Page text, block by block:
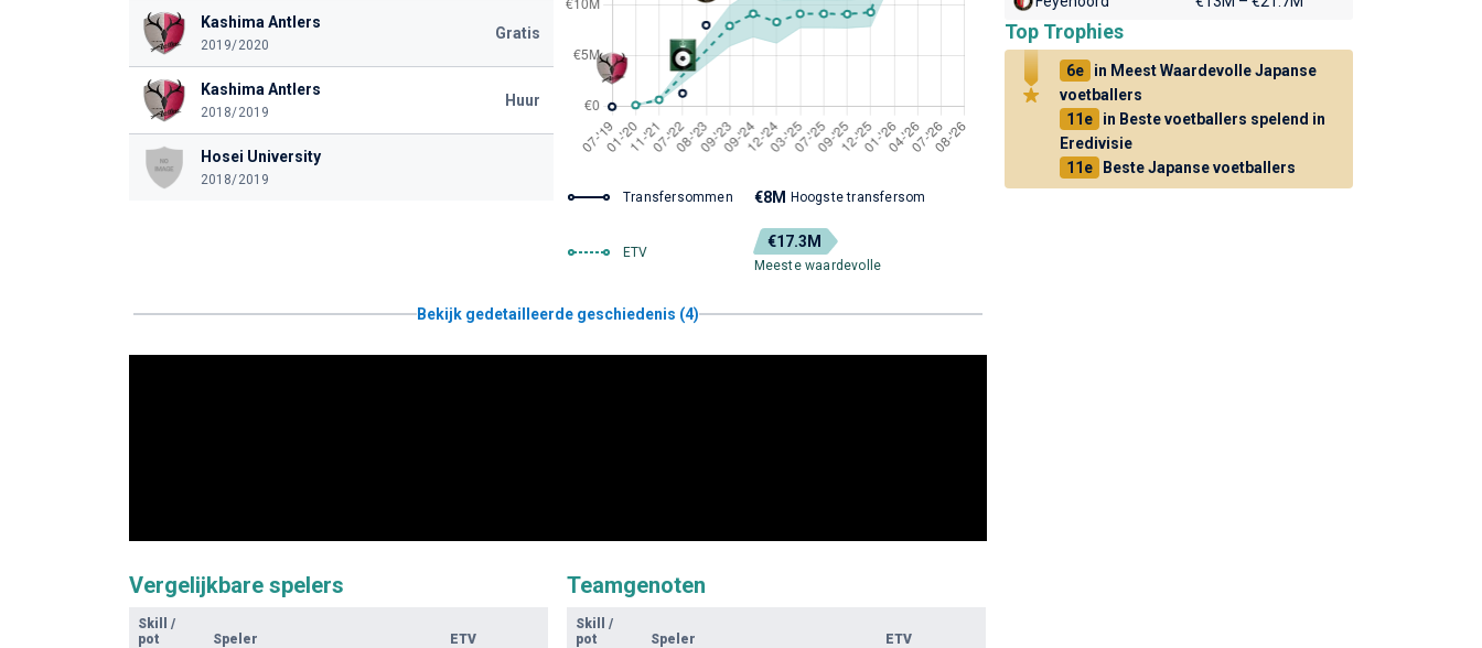
Kashima Antlers
2019/2020
Gratis
Kashima Antlers
2018/2019
Huur
Hosei University
2018/2019
Transfersommen €8M Hoogste transfersom
ETV
€17.3M
Meeste waardevolle
Bekijk gedetailleerde geschiedenis (4)
Vergelijkbare spelers
Skill
/
pot
Speler ETV
Teamgenoten
Skill
/
pot
Speler ETV
Top Trophies
6e
in Meest Waardevolle Japanse
voetballers
11e
in Beste voetballers spelend in
Eredivisie
11e
Beste Japanse voetballers